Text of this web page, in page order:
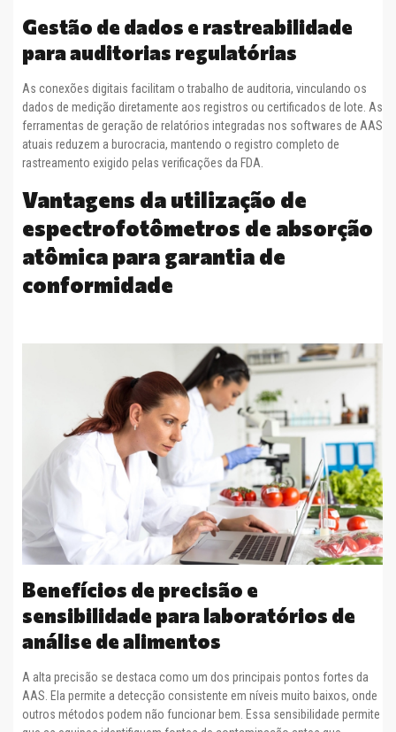
Gestão de dados e rastreabilidade
para auditorias regulatórias
As conexões digitais facilitam o trabalho de auditoria, vinculando os
dados de medição diretamente aos registros ou certificados de lote. As
ferramentas de geração de relatórios integradas nos softwares de AAS
atuais reduzem a burocracia, mantendo o registro completo de
rastreamento exigido pelas verificações da FDA.
Vantagens da utilização de
espectrofotômetros de absorção
atômica para garantia de
conformidade
Benefícios de precisão e
sensibilidade para laboratórios de
análise de alimentos
A alta precisão se destaca como um dos principais pontos fortes da
AAS. Ela permite a detecção consistente em níveis muito baixos, onde
outros métodos podem não funcionar bem. Essa sensibilidade permite